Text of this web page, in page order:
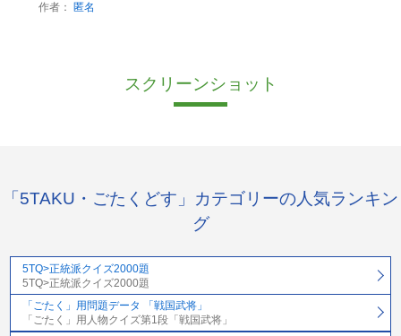
作者：
匿名
スクリーンショット
「5TAKU・ごたくどす」カテゴリーの人気ランキン
グ
5TQ>正統派クイズ2000題
5TQ>正統派クイズ2000題
「ごたく」用問題データ 「戦国武将」
「ごたく」用人物クイズ第1段「戦国武将」